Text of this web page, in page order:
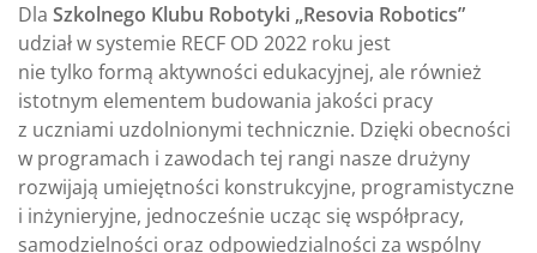
Dla Szkolnego Klubu Robotyki „Resovia Robotics”
udział w systemie RECF OD 2022 roku jest
nie tylko formą aktywności edukacyjnej, ale również
istotnym elementem budowania jakości pracy
z uczniami uzdolnionymi technicznie. Dzięki obecności
w programach i zawodach tej rangi nasze drużyny
rozwijają umiejętności konstrukcyjne, programistyczne
i inżynieryjne, jednocześnie ucząc się współpracy,
samodzielności oraz odpowiedzialności za wspólny